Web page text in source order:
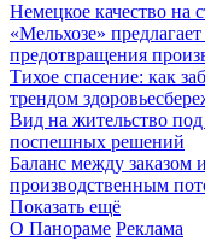
Немецкое качество на
«Мельхозе»
предотвращения
Тихое спасение: как
трендом
Вид на жительство
поспешных решений
Баланс между заказом
производственным
Показать ещё
О Панораме Реклама